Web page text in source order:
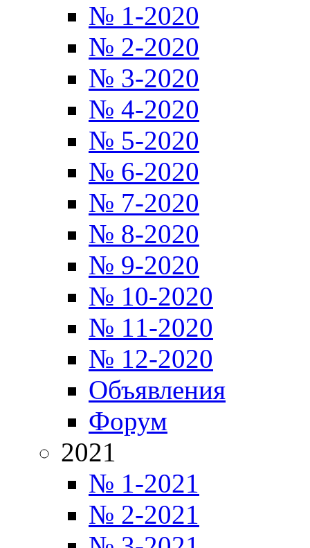
№ 1-2020
№ 2-2020
№ 3-2020
№ 4-2020
№ 5-2020
№ 6-2020
№ 7-2020
№ 8-2020
№ 9-2020
№ 10-2020
№ 11-2020
№ 12-2020
Объявления
Форум
2021
№ 1-2021
№ 2-2021